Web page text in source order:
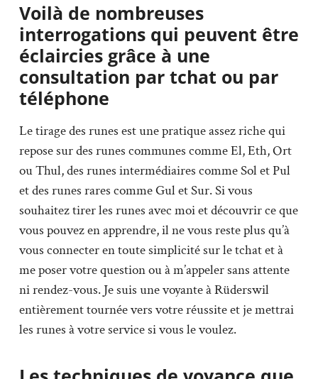
Voilà de nombreuses
interrogations qui peuvent être
éclaircies grâce à une
consultation par tchat ou par
téléphone
Le tirage des runes est une pratique assez riche qui
repose sur des runes communes comme El, Eth, Ort
ou Thul, des runes intermédiaires comme Sol et Pul
et des runes rares comme Gul et Sur. Si vous
souhaitez tirer les runes avec moi et découvrir ce que
vous pouvez en apprendre, il ne vous reste plus qu’à
vous connecter en toute simplicité sur le tchat et à
me poser votre question ou à m’appeler sans attente
ni rendez-vous. Je suis une voyante à Rüderswil
entièrement tournée vers votre réussite et je mettrai
les runes à votre service si vous le voulez.